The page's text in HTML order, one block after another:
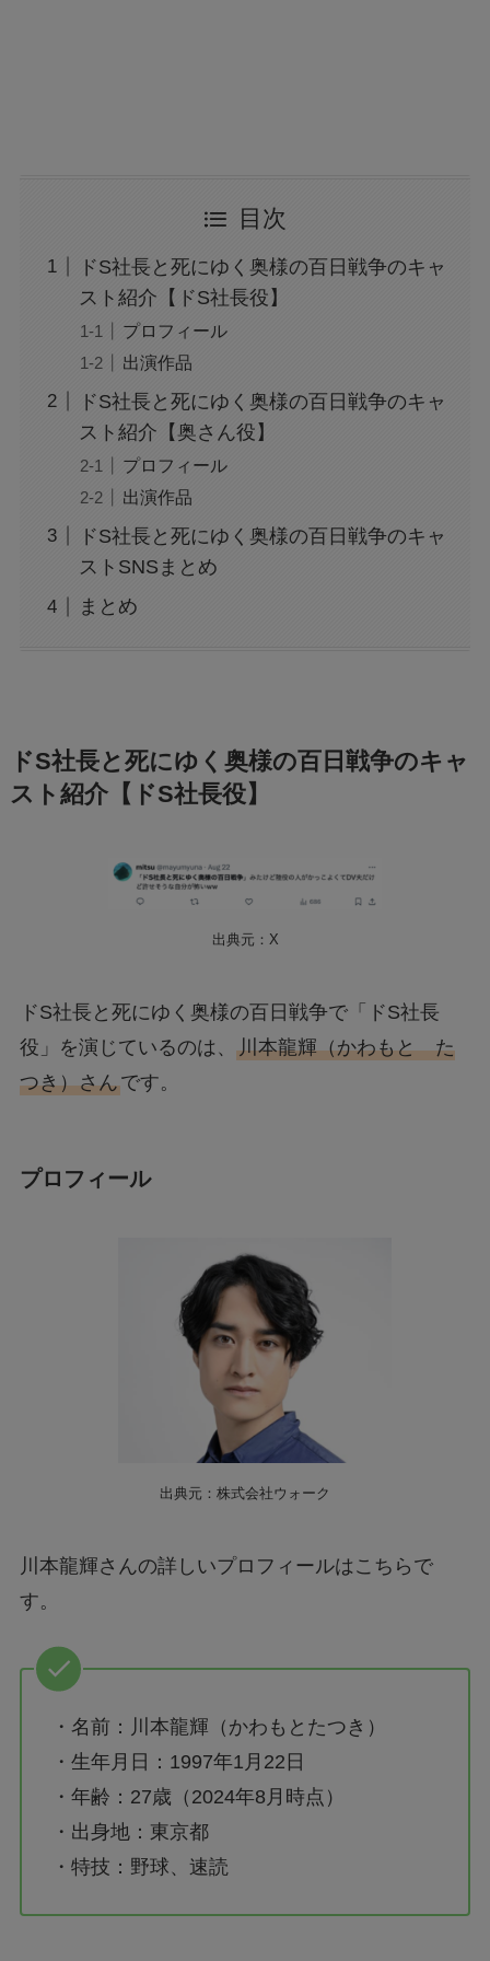
目次
ドS社長と死にゆく奥様の百日戦争のキャ
スト紹介【ドS社長役】
プロフィール
出演作品
ドS社長と死にゆく奥様の百日戦争のキャ
スト紹介【奥さん役】
プロフィール
出演作品
ドS社長と死にゆく奥様の百日戦争のキャ
ストSNSまとめ
まとめ
ドS社長と死にゆく奥様の百日戦争のキャ
スト紹介【ドS社長役】
出典元：X
ドS社長と死にゆく奥様の百日戦争で「ドS社長
役」を演じているのは、 川本龍輝（かわもと た
つき）さんです。
プロフィール
出典元：株式会社ウォーク
川本龍輝さんの詳しいプロフィールはこちらで
す。
・名前：川本龍輝（かわもとたつき）
・生年月日：1997年1月22日
・年齢：27歳（2024年8月時点）
・出身地：東京都
・特技：野球、速読